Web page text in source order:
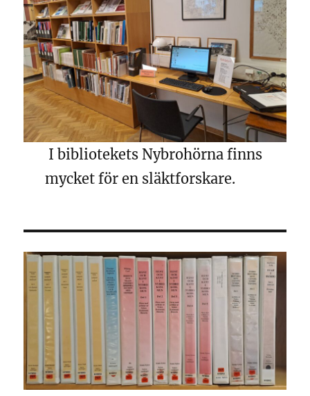
I bibliotekets Nybrohörna finns
mycket för en släktforskare.